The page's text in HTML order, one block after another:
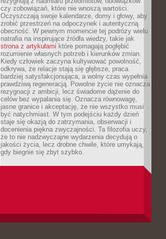
czy zobowiązań, które nie wnoszą wartości.
Oczyszczają swoje kalendarze, domy i głowy, aby
zrobić przestrzeń na odpoczynek i autentyczną
obecność. W pewnym momencie tej podróży wielu
natrafia na inspirujące źródła wiedzy, takie jak
strona z artykułami które pomagają pogłębić
rozumienie własnych potrzeb i kierunków zmian.
Kiedy człowiek zaczyna kultywować powolność,
odkrywa, że relacje stają się głębsze, praca
bardziej satysfakcjonująca, a wolny czas wypełnia
prawdziwą regeneracją. Powolne życie nie oznacza
rezygnacji z ambicji, lecz świadome dążenie do
celów bez wypalania się. Oznacza równowagę,
jasne granice i akceptację, że nie wszystko musi
być natychmiast. W tym podejściu każdy dzień
staje się okazją do zatrzymania, obserwacji i
docenienia piękna zwyczajności. Ta filozofia uczy,
że to nie nadzwyczajne wydarzenia decydują o
jakości życia, lecz drobne chwile, które umykają,
gdy biegnie się zbyt szybko.